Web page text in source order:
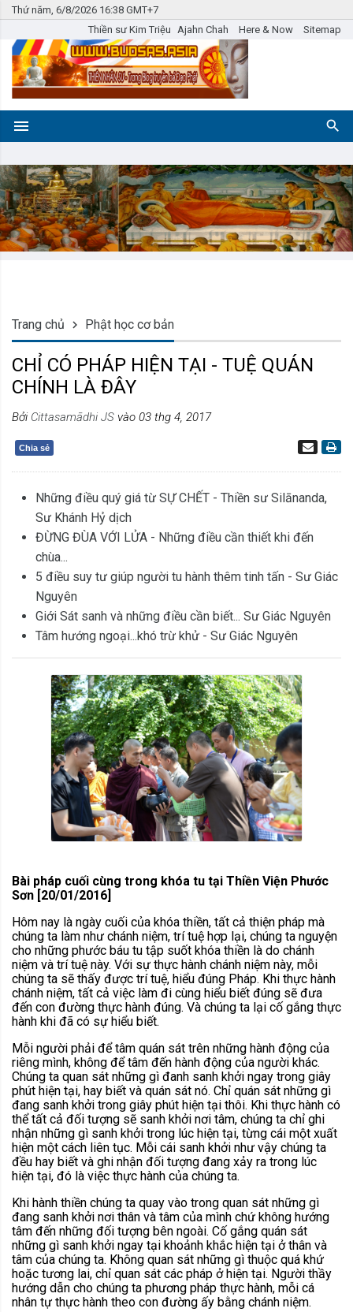
Thứ năm, 6/8/2026 16:38 GMT+7
Thiền sư Kim Triệu Ajahn Chah Here & Now Sitemap
Trang chủ Phật học cơ bản
CHỈ CÓ PHÁP HIỆN TẠI - TUỆ QUÁN
CHÍNH LÀ ĐÂY
Bởi Cittasamādhi JS vào 03 thg 4, 2017
Chia sẻ
Những điều quý giá từ SỰ CHẾT - Thiền sư Silānanda,
Sư Khánh Hỷ dịch
ĐỪNG ĐÙA VỚI LỬA - Những điều cần thiết khi đến
chùa...
5 điều suy tư giúp người tu hành thêm tinh tấn - Sư Giác
Nguyên
Giới Sát sanh và những điều cần biết... Sư Giác Nguyên
Tâm hướng ngoại...khó trừ khử - Sư Giác Nguyên
Bài pháp cuối cùng trong khóa tu tại Thiền Viện Phước
Sơn [20/01/2016]
Hôm nay là ngày cuối của khóa thiền, tất cả thiện pháp mà
chúng ta làm như chánh niệm, trí tuệ hợp lại, chúng ta nguyện
cho những phước báu tu tập suốt khóa thiền là do chánh
niệm và trí tuệ này. Với sự thực hành chánh niệm này, mỗi
chúng ta sẽ thấy được trí tuệ, hiểu đúng Pháp. Khi thực hành
chánh niệm, tất cả việc làm đi cùng hiểu biết đúng sẽ đưa
đến con đường thực hành đúng. Và chúng ta lại cố gắng thực
hành khi đã có sự hiểu biết.
Mỗi người phải để tâm quán sát trên những hành động của
riêng mình, không để tâm đến hành động của người khác.
Chúng ta quan sát những gì đanh sanh khởi ngay trong giây
phút hiện tại, hay biết và quán sát nó. Chỉ quán sát những gì
đang sanh khởi trong giây phút hiện tại thôi. Khi thực hành có
thể tất cả đối tượng sẽ sanh khởi nơi tâm, chúng ta chỉ ghi
nhận những gì sanh khởi trong lúc hiện tại, từng cái một xuất
hiện một cách liên tục. Mỗi cái sanh khởi như vậy chúng ta
đều hay biết và ghi nhận đối tượng đang xảy ra trong lúc
hiện tại, đó là việc thực hành của chúng ta.
Khi hành thiền chúng ta quay vào trong quan sát những gì
đang sanh khởi nơi thân và tâm của mình chứ không hướng
tâm đến những đối tượng bên ngoài. Cố gắng quán sát
những gì sanh khởi ngay tại khoảnh khắc hiện tại ở thân và
tâm của chúng ta. Không quan sát những gì thuộc quá khứ
hoặc tương lai, chỉ quan sát các pháp ở hiện tại. Người thầy
hướng dẫn cho chúng ta phương pháp thực hành, mỗi cá
nhân tự thực hành theo con đường ấy bằng chánh niệm.